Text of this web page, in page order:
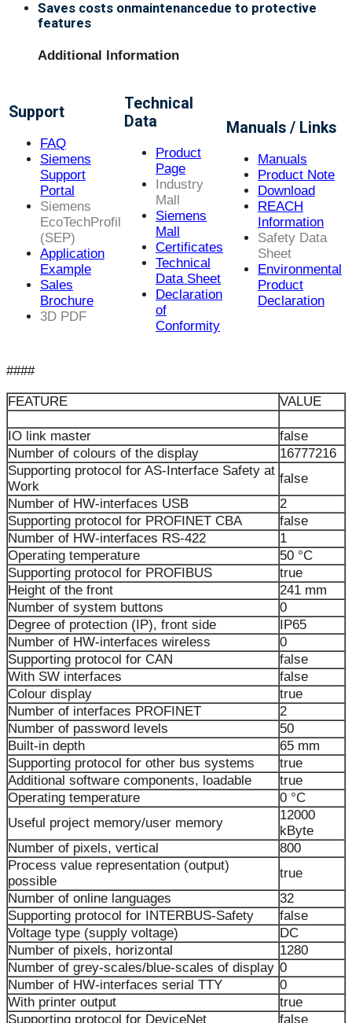
Saves costs onmaintenancedue to protective
features
Additional Information
Support
FAQ
Siemens
Support
Portal
Siemens
EcoTechProfil
(SEP)
Application
Example
Sales
Brochure
3D PDF
Technical
Data
Product
Page
Industry
Mall
Siemens
Mall
Certificates
Technical
Data Sheet
Declaration
of
Conformity
Manuals / Links
Manuals
Product Note
Download
REACH
Information
Safety Data
Sheet
Environmental
Product
Declaration
####
FEATURE VALUE
IO link master
false
Number of colours of the display
16777216
Supporting protocol for AS-Interface Safety at
Work
false
Number of HW-interfaces USB
2
Supporting protocol for PROFINET CBA
false
Number of HW-interfaces RS-422
1
Operating temperature
50 °C
Supporting protocol for PROFIBUS
true
Height of the front
241 mm
Number of system buttons
0
Degree of protection (IP), front side
IP65
Number of HW-interfaces wireless
0
Supporting protocol for CAN
false
With SW interfaces
false
Colour display
true
Number of interfaces PROFINET
2
Number of password levels
50
Built-in depth
65 mm
Supporting protocol for other bus systems
true
Additional software components, loadable
true
Operating temperature
0 °C
Useful project memory/user memory
12000
kByte
Number of pixels, vertical
800
Process value representation (output)
possible
true
Number of online languages
32
Supporting protocol for INTERBUS-Safety
false
Voltage type (supply voltage)
DC
Number of pixels, horizontal
1280
Number of grey-scales/blue-scales of display 0
Number of HW-interfaces serial TTY
0
With printer output
true
Supporting protocol for DeviceNet
false